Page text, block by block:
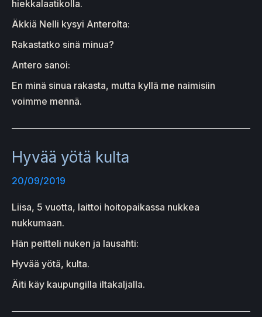
hiekkalaatikolla.
Äkkiä Nelli kysyi Anterolta:
Rakastatko sinä minua?
Antero sanoi:
En minä sinua rakasta, mutta kyllä me naimisiin
voimme mennä.
Hyvää yötä kulta
20/09/2019
Liisa, 5 vuotta, laittoi hoitopaikassa nukkea
nukkumaan.
Hän peitteli nuken ja lausahti:
Hyvää yötä, kulta.
Äiti käy kaupungilla iltakaljalla.